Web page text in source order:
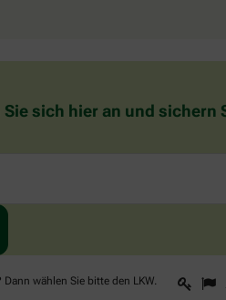
Sie sich hier an und
Dann wählen Sie bitte den LKW.
Sind
Sie
1